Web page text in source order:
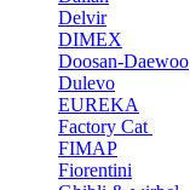
Delvir
DIMEX
Doosan-Daewoo
Dulevo
EUREKA
Factory Cat
FIMAP
Fiorentini